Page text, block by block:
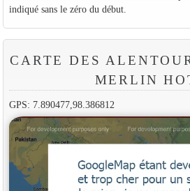
indiqué sans le zéro du début.
CARTE DES
MERLIN
GPS: 7.890477,98.386812